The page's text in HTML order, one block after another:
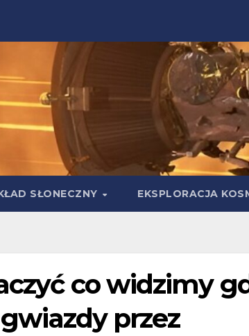
SŁONECZNY EKSPLORACJA
co widzimy
przez